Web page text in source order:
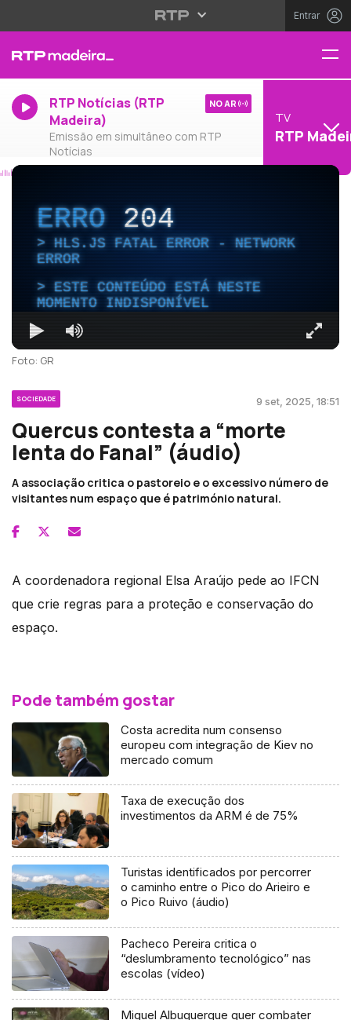
Entrar
RTP Notícias (RTP
Madeira)
Emissão em simultâneo com RTP
Notícias
NO AR
TV
RTP
ERRO204
HLS.JS FATAL ERROR - NETWORK
ERROR
ESTE CONTEÚDO ESTÁ NESTE
MOMENTO INDISPONÍVEL
Foto: GR
SOCIEDADE 9 set, 2025, 18:51
Quercus contesta a “morte
lenta do Fanal” (áudio)
A associação critica o pastoreio e o excessivo número de
visitantes num espaço que é património natural.
A coordenadora regional Elsa Araújo pede ao IFCN
que crie regras para a proteção e conservação do
espaço.
Pode também gostar
Costa acredita num consenso
europeu com integração de Kiev no
mercado comum
Taxa de execução dos
investimentos da ARM é de 75%
Turistas identificados por percorrer
o caminho entre o Pico do Arieiro e
o Pico Ruivo (áudio)
Pacheco Pereira critica o
“deslumbramento tecnológico” nas
escolas (vídeo)
Miguel Albuquerque quer combater